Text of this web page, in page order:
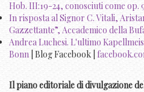
Hob. III:19-24, conosciuti come op.
In risposta al Signor C. Vitali,
Gazzettante”, Accademico della
Andrea Luchesi. L'ultimo
Bonn | Blog Facebook |
Il piano editoriale di divulgazione